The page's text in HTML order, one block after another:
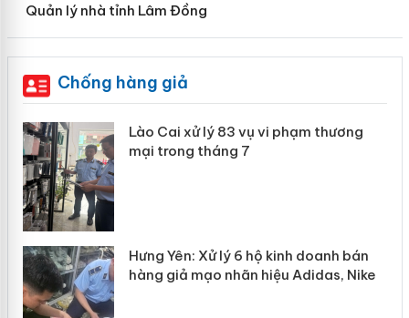
Quản lý nhà tỉnh Lâm Đồng
Chống hàng giả
Lào Cai xử lý 83 vụ vi phạm thương
mại trong tháng 7
Hưng Yên: Xử lý 6 hộ kinh doanh bán
hàng giả mạo nhãn hiệu Adidas, Nike